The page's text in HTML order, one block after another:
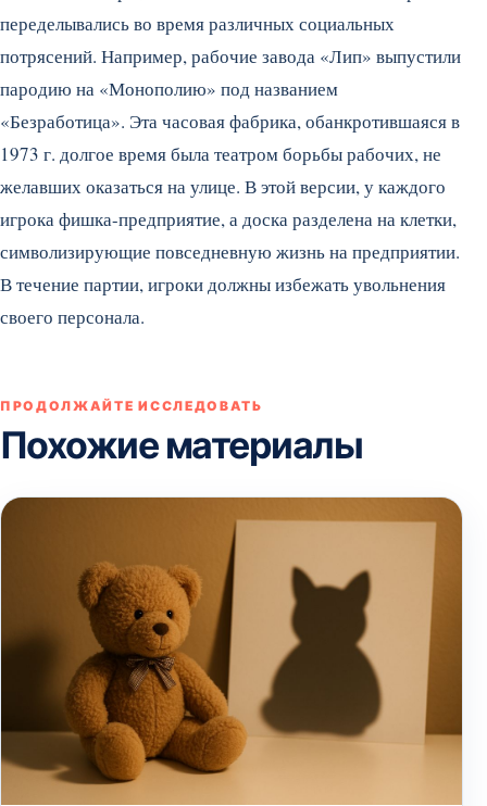
переделывались во время различных социальных
потрясений. Например, рабочие завода «Лип» выпустили
пародию на «Монополию» под названием
«Безработица». Эта часовая фабрика, обанкротившаяся в
1973 г. долгое время была театром борьбы рабочих, не
желавших оказаться на улице. В этой версии, у каждого
игрока фишка-предприятие, а доска разделена на клетки,
символизирующие повседневную жизнь на предприятии.
В течение партии, игроки должны избежать увольнения
своего персонала.
ПРОДОЛЖАЙТЕ ИССЛЕДОВАТЬ
Похожие материалы